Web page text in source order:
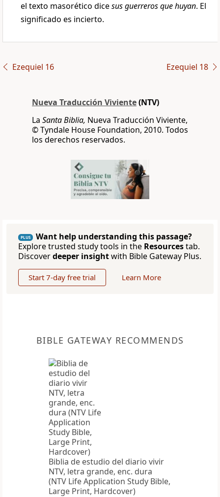
el texto masorético dicesus guerreros que huyan. El
significado es incierto.
Ezequiel 16 Ezequiel 18
Nueva Traducción Viviente(NTV)
La Santa Biblia, Nueva Traducción Viviente,
© Tyndale House Foundation, 2010. Todos
los derechos reservados.
PLUS
Want help understanding this passage?
Explore trusted study tools in the Resourcestab.
Discoverdeeper insightwith Bible Gateway Plus.
Start 7-day free trial Learn More
BIBLE GATEWAY RECOMMENDS
Biblia de estudio del diario vivir
NTV, letra grande, enc. dura
(NTV Life Application Study Bible,
Large Print, Hardcover)